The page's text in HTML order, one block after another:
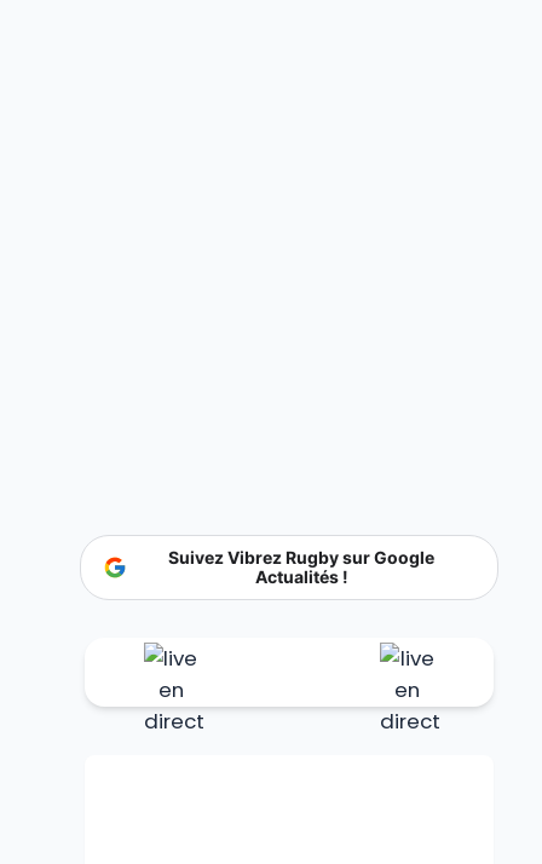
Suivez Vibrez Rugby sur Google
Actualités !